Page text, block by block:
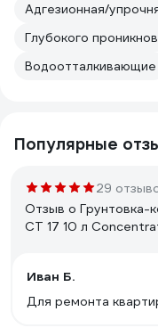
Адгезионная/
Глубокого
Водоотталкивающие
Популярные
29
Отзыв о Грунтовка-
CT 17 10 л
Иван Б.
Для ремонта